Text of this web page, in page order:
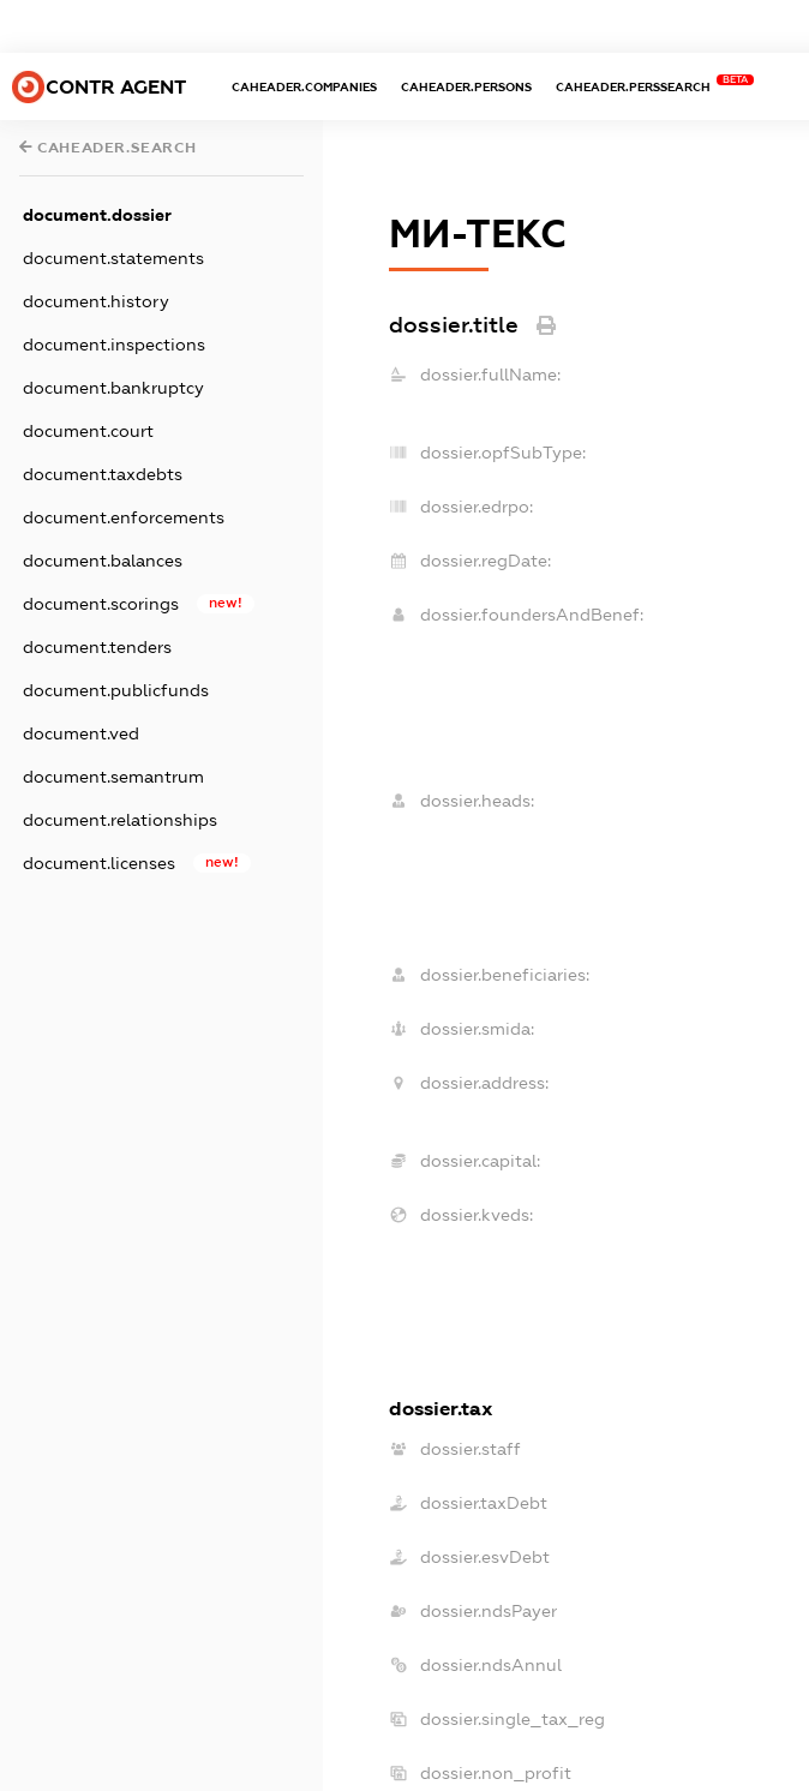
CONTR AGENT CAHEADER.COMPANIES CAHEADER.PERSONS CAHEADER.PERSSEARCH
BETA
CAHEADER.SEARCH
document.dossier
document.statements
document.history
document.inspections
document.bankruptcy
document.court
document.taxdebts
document.enforcements
document.balances
document.scorings new!
document.tenders
document.publicfunds
document.ved
document.semantrum
document.relationships
document.licenses new!
МИ-ТЕКС
dossier.title
dossier.fullName:
dossier.opfSubType:
dossier.edrpo:
dossier.regDate:
dossier.foundersAndBenef:
dossier.heads:
dossier.beneficiaries:
dossier.smida:
dossier.address:
dossier.capital:
dossier.kveds:
dossier.tax
dossier.staff
dossier.taxDebt
dossier.esvDebt
dossier.ndsPayer
dossier.ndsAnnul
dossier.single_tax_reg
dossier.non_profit